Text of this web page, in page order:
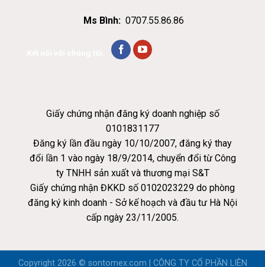
Ms Bình: 0707.55.86.86
Giấy chứng nhận đăng ký doanh nghiệp số
0101831177
Đăng ký lần đầu ngày 10/10/2007, đăng ký thay
đổi lần 1 vào ngày 18/9/2014, chuyển đổi từ Công
ty TNHH sản xuất và thương mại S&T
Giấy chứng nhận ĐKKD số 0102023229 do phòng
đăng ký kinh doanh - Sở kế hoạch và đầu tư Hà Nội
cấp ngày 23/11/2005.
Copyright 2026 © sontomex.com | CÔNG TY CỔ PHẦN LIÊN